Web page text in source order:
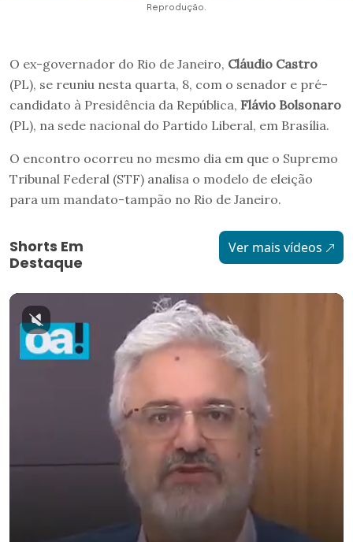
Reprodução.
O ex-governador do Rio de Janeiro, Cláudio Castro
(PL), se reuniu nesta quarta, 8, com o senador e pré-
candidato à Presidência da República, Flávio Bolsonaro
(PL), na sede nacional do Partido Liberal, em Brasília.
O encontro ocorreu no mesmo dia em que o Supremo
Tribunal Federal (STF) analisa o modelo de eleição
para um mandato-tampão no Rio de Janeiro.
Shorts Em
Destaque
Ver mais vídeos